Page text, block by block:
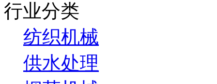
行业分类
纺织机械
供水处理